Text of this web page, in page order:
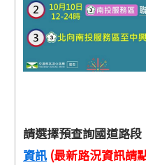
請選擇預查詢國道路段
資訊 (最新路況資訊請